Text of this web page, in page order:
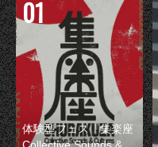
体験型フェス『集楽座